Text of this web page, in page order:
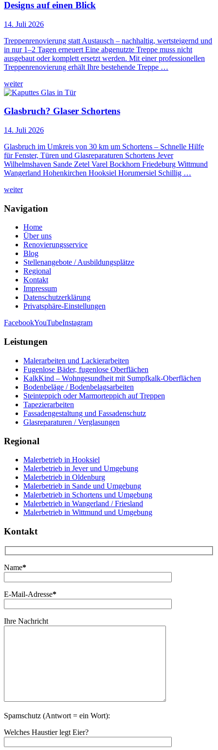
Designs auf einen Blick
14. Juli 2026
Treppenrenovierung statt Austausch – nachhaltig, wertsteigernd und
in nur 1–2 Tagen erneuert Eine abgenutzte Treppe muss nicht
ausgebaut oder komplett ersetzt werden. Mit einer professionellen
Treppenrenovierung erhält Ihre bestehende Treppe …
weiter
Glasbruch? Glaser Schortens
14. Juli 2026
Glasbruch im Umkreis von 30 km um Schortens – Schnelle Hilfe
für Fenster, Türen und Glasreparaturen Schortens Jever
Wilhelmshaven Sande Zetel Varel Bockhorn Friedeburg Wittmund
Wangerland Hohenkirchen Hooksiel Horumersiel Schillig …
weiter
Navigation
Home
Über uns
Renovierungsservice
Blog
Stellenangebote / Ausbildungsplätze
Regional
Kontakt
Impressum
Datenschutzerklärung
Privatsphäre-Einstellungen
FacebookYouTubeInstagram
Leistungen
Malerarbeiten und Lackierarbeiten
Fugenlose Bäder, fugenlose Oberflächen
KalkKind – Wohngesundheit mit Sumpfkalk-Oberflächen
Bodenbeläge / Bodenbelagsarbeiten
Steinteppich oder Marmorteppich auf Treppen
Tapezierarbeiten
Fassadengestaltung und Fassadenschutz
Glasreparaturen / Verglasungen
Regional
Malerbetrieb in Hooksiel
Malerbetrieb in Jever und Umgebung
Malerbetrieb in Oldenburg
Malerbetrieb in Sande und Umgebung
Malerbetrieb in Schortens und Umgebung
Malerbetrieb in Wangerland / Friesland
Malerbetrieb in Wittmund und Umgebung
Kontakt
Name*
E-Mail-Adresse*
Ihre Nachricht
Spamschutz (Antwort = ein Wort):
Welches Haustier legt Eier?